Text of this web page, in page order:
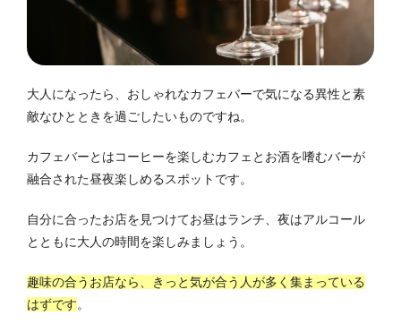
大人になったら、おしゃれなカフェバーで気になる異性と素
敵なひとときを過ごしたいものですね。
カフェバーとはコーヒーを楽しむカフェとお酒を嗜むバーが
融合された昼夜楽しめるスポットです。
自分に合ったお店を見つけてお昼はランチ、夜はアルコール
とともに大人の時間を楽しみましょう。
趣味の合うお店なら、きっと気が合う人が多く集まっている
はずです。